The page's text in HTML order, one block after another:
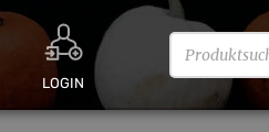
LOGIN